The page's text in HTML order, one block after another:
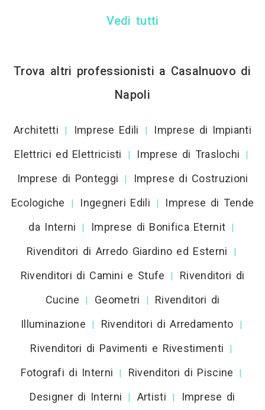
Vedi tutti
Trova altri professionisti a Casalnuovo di
Napoli
Architetti | Imprese Edili |
Imprese di Impianti
Elettrici ed Elettricisti
| Imprese di Traslochi |
Imprese di Ponteggi |
Imprese di Costruzioni
Ecologiche
| Ingegneri Edili |
Imprese di Tende
da Interni
| Imprese di Bonifica Eternit |
Rivenditori di Arredo Giardino ed Esterni |
Rivenditori di Camini e Stufe |
Rivenditori di
Cucine
| Geometri |
Rivenditori di
Illuminazione
| Rivenditori di Arredamento |
Rivenditori di Pavimenti e Rivestimenti |
Fotografi di Interni | Rivenditori di Piscine |
Designer di Interni | Artisti |
Imprese di